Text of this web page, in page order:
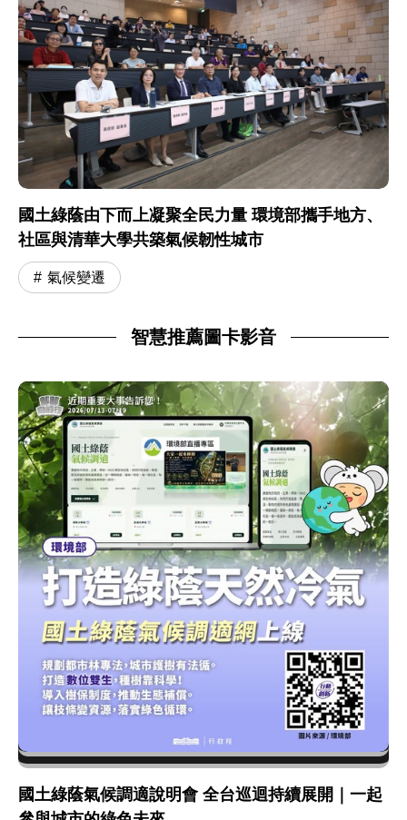
國土綠蔭由下而上凝聚全民力量 環境部攜手地方、
社區與清華大學共築氣候韌性城市
氣候變遷
智慧推薦圖卡影音
國土綠蔭氣候調適說明會 全台巡迴持續展開｜一起